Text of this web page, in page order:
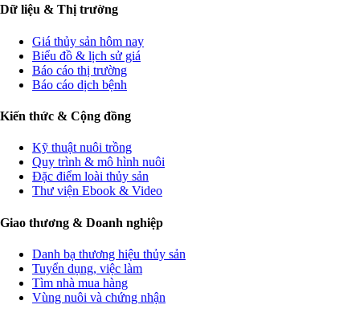
Dữ liệu & Thị trường
Giá thủy sản hôm nay
Biểu đồ & lịch sử giá
Báo cáo thị trường
Báo cáo dịch bệnh
Kiến thức & Cộng đồng
Kỹ thuật nuôi trồng
Quy trình & mô hình nuôi
Đặc điểm loài thủy sản
Thư viện Ebook & Video
Giao thương & Doanh nghiệp
Danh bạ thương hiệu thủy sản
Tuyển dụng, việc làm
Tìm nhà mua hàng
Vùng nuôi và chứng nhận